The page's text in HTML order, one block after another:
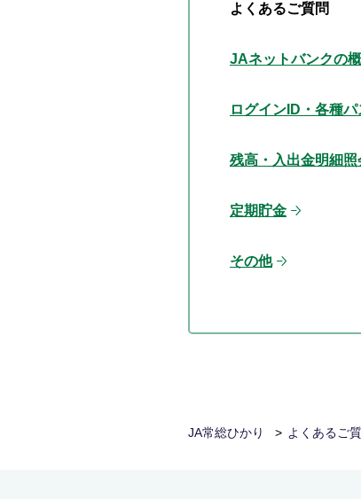
よくあるご質問
JAネットバンクの
ログインID・各種
残高・入出金明細照
定期貯金
その他
JA常総ひかり よくあるご